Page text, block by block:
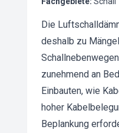
Die
deshalb zu
zunehmend an
Einbauten, wie
hoher
Beplankung